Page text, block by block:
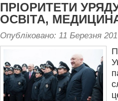
ПРІОРИТЕТИ
ОСВІТА,
Опубліковано: 11 Березня